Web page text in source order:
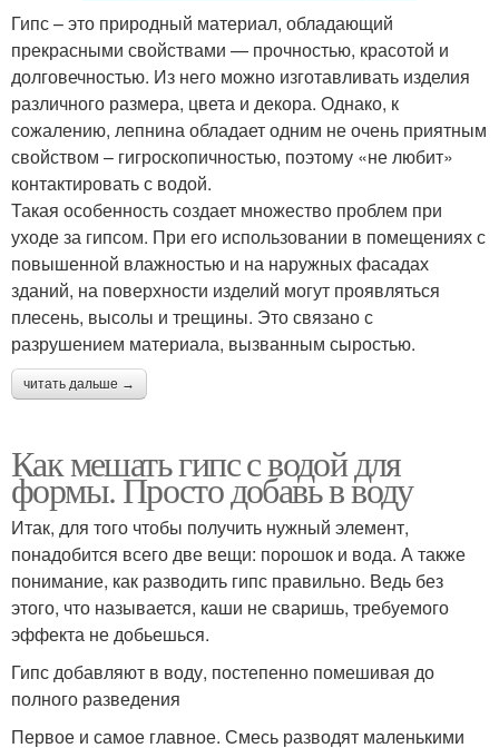
Гипс – это природный материал, обладающий
прекрасными свойствами — прочностью, красотой и
долговечностью. Из него можно изготавливать изделия
различного размера, цвета и декора. Однако, к
сожалению, лепнина обладает одним не очень приятным
свойством – гигроскопичностью, поэтому «не любит»
контактировать с водой.
Такая особенность создает множество проблем при
уходе за гипсом. При его использовании в помещениях с
повышенной влажностью и на наружных фасадах
зданий, на поверхности изделий могут проявляться
плесень, высолы и трещины. Это связано с
разрушением материала, вызванным сыростью.
читать дальше →
Как мешать гипс с водой для
формы. Просто добавь в воду
Итак, для того чтобы получить нужный элемент,
понадобится всего две вещи: порошок и вода. А также
понимание, как разводить гипс правильно. Ведь без
этого, что называется, каши не сваришь, требуемого
эффекта не добьешься.
Гипс добавляют в воду, постепенно помешивая до
полного разведения
Первое и самое главное. Смесь разводят маленькими